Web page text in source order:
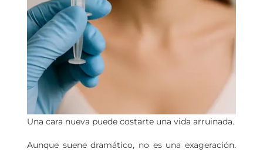
Una cara nueva puede costarte una vida arruinada.
Aunque suene dramático, no es una exageración.